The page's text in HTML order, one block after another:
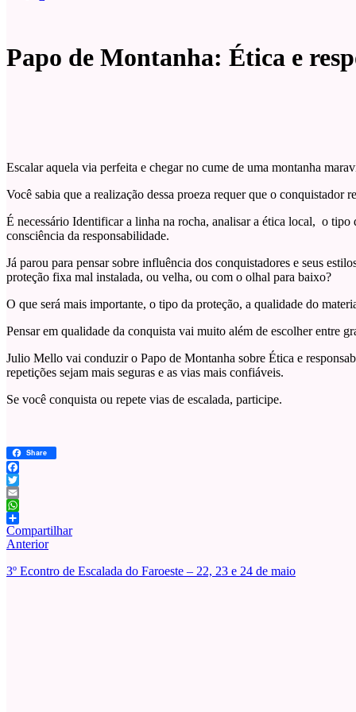
Papo de Montanha: Ética e
Escalar aquela via perfeita e chegar no cume de uma montanha
Você sabia que a realização dessa proeza requer que o conquistador
É necessário Identificar a linha na rocha, analisar a ética local, o
consciência da responsabilidade.
Já parou para pensar sobre influência dos conquistadores e seus
proteção fixa mal instalada, ou velha, ou com o olhal para baixo?
O que será mais importante, o tipo da proteção, a qualidade do
Pensar em qualidade da conquista vai muito além de escolher entre
Julio Mello vai conduzir o Papo de Montanha sobre Ética e
repetições sejam mais seguras e as vias mais confiáveis.
Se você conquista ou repete vias de escalada, participe.
Share
Facebook
Twitter
Email
WhatsApp
Compartilhar
Anterior
3º Econtro de Escalada do Faroeste – 22, 23 e 24 de maio